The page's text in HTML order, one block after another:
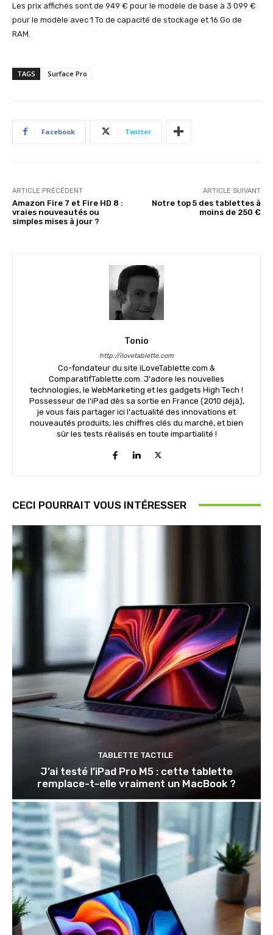
Les prix affichés sont de 949 € pour le modèle de base à 3 099 €
pour le modèle avec 1 To de capacité de stockage et 16 Go de
RAM.
TAGS Surface Pro
Facebook Twitter
ARTICLE PRÉCÉDENT
Amazon Fire 7 et Fire HD 8 :
vraies nouveautés ou
simples mises à jour ?
ARTICLE SUIVANT
Notre top 5 des tablettes à
moins de 250 €
Tonio
http://ilovetablette.com
Co-fondateur du site iLoveTablette.com &
ComparatifTablette.com. J'adore les nouvelles
technologies, le WebMarketing et les gadgets High Tech !
Possesseur de l'iPad dès sa sortie en France (2010 déjà),
je vous fais partager ici l'actualité des innovations et
nouveautés produits, les chiffres clés du marché, et bien
sûr les tests réalisés en toute impartialité !
CECI POURRAIT VOUS INTÉRESSER
TABLETTE TACTILE
J’ai testé l’iPad Pro M5 : cette tablette
remplace-t-elle vraiment un MacBook ?